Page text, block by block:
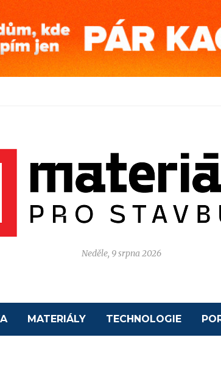
Neděle, 9 srpna 2026
MATERIÁLY TECHNOLOGIE